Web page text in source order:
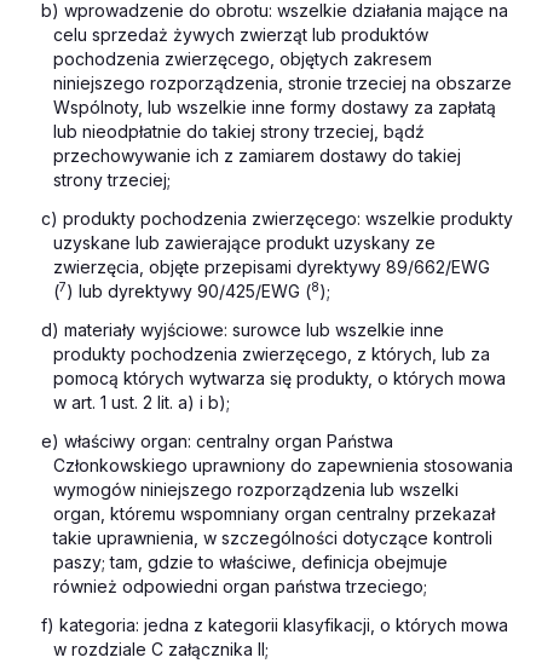
b) wprowadzenie do obrotu: wszelkie działania mające na
celu sprzedaż żywych zwierząt lub produktów
pochodzenia zwierzęcego, objętych zakresem
niniejszego rozporządzenia, stronie trzeciej na obszarze
Wspólnoty, lub wszelkie inne formy dostawy za zapłatą
lub nieodpłatnie do takiej strony trzeciej, bądź
przechowywanie ich z zamiarem dostawy do takiej
strony trzeciej;
c) produkty pochodzenia zwierzęcego: wszelkie produkty
uzyskane lub zawierające produkt uzyskany ze
zwierzęcia, objęte przepisami dyrektywy 89/662/EWG
(7) lub dyrektywy 90/425/EWG (8);
d) materiały wyjściowe: surowce lub wszelkie inne
produkty pochodzenia zwierzęcego, z których, lub za
pomocą których wytwarza się produkty, o których mowa
w art. 1 ust. 2 lit. a) i b);
e) właściwy organ: centralny organ Państwa
Członkowskiego uprawniony do zapewnienia stosowania
wymogów niniejszego rozporządzenia lub wszelki
organ, któremu wspomniany organ centralny przekazał
takie uprawnienia, w szczególności dotyczące kontroli
paszy; tam, gdzie to właściwe, definicja obejmuje
również odpowiedni organ państwa trzeciego;
f) kategoria: jedna z kategorii klasyfikacji, o których mowa
w rozdziale C załącznika II;